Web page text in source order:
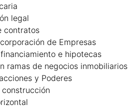
legal
contratos
de Empresas
e hipotecas
ramas de negocios inmobiliarios
y Poderes